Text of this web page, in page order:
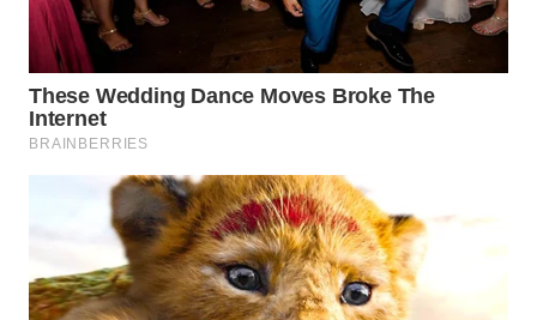
WAHANANEWS
WAHANANEWS
CO ID
WAHANANEWS
NET
WAHANA